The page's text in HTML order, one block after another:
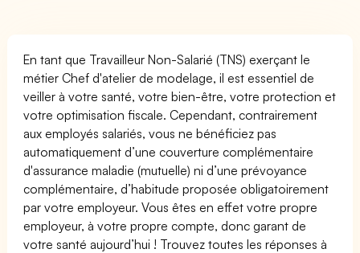
En tant que Travailleur Non-Salarié (TNS) exerçant le
métier Chef d'atelier de modelage, il est essentiel de
veiller à votre santé, votre bien-être, votre protection et
votre optimisation fiscale. Cependant, contrairement
aux employés salariés, vous ne bénéficiez pas
automatiquement d’une couverture complémentaire
d'assurance maladie (mutuelle) ni d’une prévoyance
complémentaire, d’habitude proposée obligatoirement
par votre employeur. Vous êtes en effet votre propre
employeur, à votre propre compte, donc garant de
votre santé aujourd’hui ! Trouvez toutes les réponses à